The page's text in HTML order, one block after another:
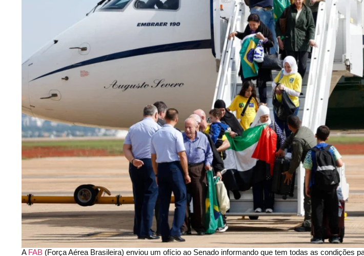
A FAB (Força Aérea Brasileira) enviou um ofício ao Senado informando que tem todas as condições